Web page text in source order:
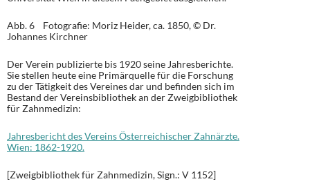
Abb. 6 Fotografie: Moriz Heider, ca. 1850, © Dr.
Johannes Kirchner
Der Verein publizierte bis 1920 seine Jahresberichte.
Sie stellen heute eine Primärquelle für die Forschung
zu der Tätigkeit des Vereines dar und befinden sich im
Bestand der Vereinsbibliothek an der Zweigbibliothek
für Zahnmedizin:
Jahresbericht des Vereins Österreichischer Zahnärzte.
Wien: 1862-1920.
[Zweigbibliothek für Zahnmedizin, Sign.: V 1152]